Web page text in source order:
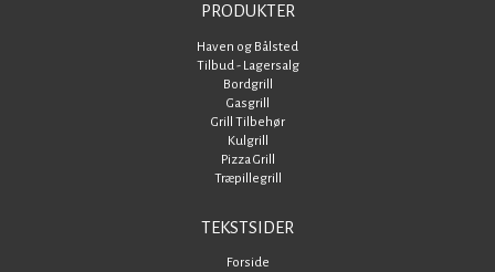
PRODUKTER
Haven og Bålsted
Tilbud - Lagersalg
Bordgrill
Gasgrill
Grill Tilbehør
Kulgrill
Pizza Grill
Træpillegrill
TEKSTSIDER
Forside